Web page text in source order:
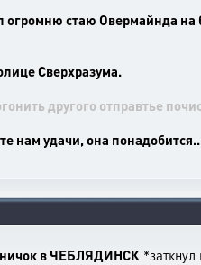
огромню стаю Овермайнда на
Сверхразума.
другого отправтье
нам удачи, она
в ЧЕБЛЯДИНСК